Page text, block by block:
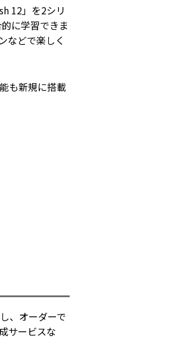
12」を2シリ
に学習できま
などで楽しく
も新規に搭載
、オーダーで
サービスな